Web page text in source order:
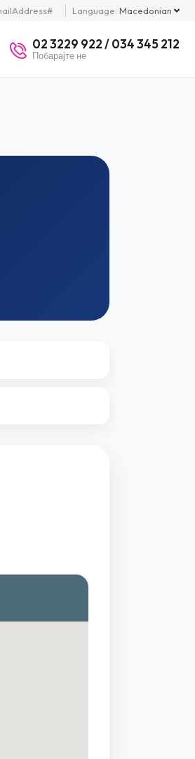
Language: Macedonian
02 3229 922 / 034 345 212
Побарајте не